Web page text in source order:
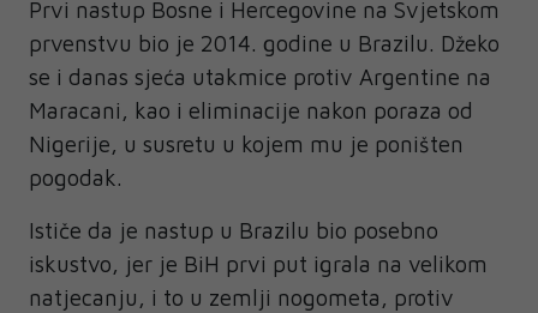
Prvi nastup Bosne i Hercegovine na Svjetskom
prvenstvu bio je 2014. godine u Brazilu. Džeko
se i danas sjeća utakmice protiv Argentine na
Maracani, kao i eliminacije nakon poraza od
Nigerije, u susretu u kojem mu je poništen
pogodak.
Ističe da je nastup u Brazilu bio posebno
iskustvo, jer je BiH prvi put igrala na velikom
natjecanju, i to u zemlji nogometa, protiv